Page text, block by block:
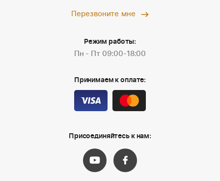
Перезвоните мне
Режим работы:
Пн - Пт 09:00-18:00
Принимаем к оплате:
Присоединяйтесь к нам: